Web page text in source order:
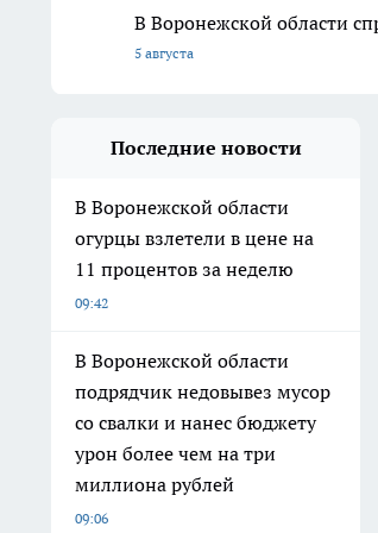
В Воронежской области
5 августа
Последние новости
В Воронежской области
огурцы взлетели в цене на
11 процентов за неделю
09:42
В Воронежской области
подрядчик недовывез мусор
со свалки и нанес бюджету
урон более чем на три
миллиона рублей
09:06